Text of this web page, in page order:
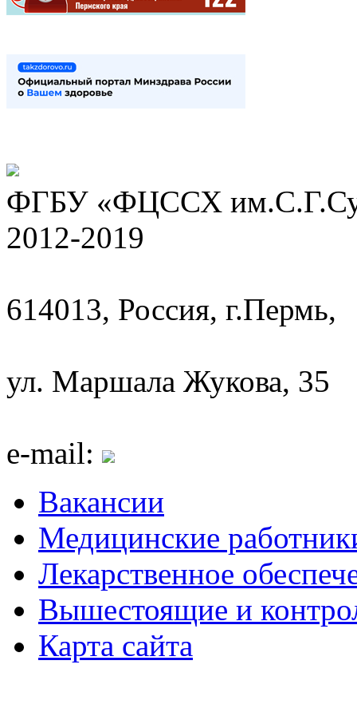
ФГБУ «ФЦССХ
2012-2019
614013, Россия, г.Пермь,
ул. Маршала Жукова, 35
e-mail:
Вакансии
Медицинские
Лекарственное
Вышестоящие и
Карта сайта